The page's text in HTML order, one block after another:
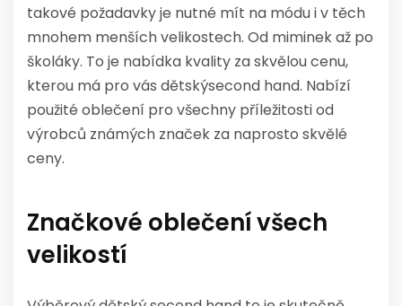
takové požadavky je nutné mít na módu i v těch
mnohem menších velikostech. Od miminek až po
školáky. To je nabídka kvality za skvělou cenu,
kterou má pro vás dětskýsecond hand. Nabízí
použité oblečení pro všechny příležitosti od
výrobců známých značek za naprosto skvělé
ceny.
Značkové oblečení všech
velikostí